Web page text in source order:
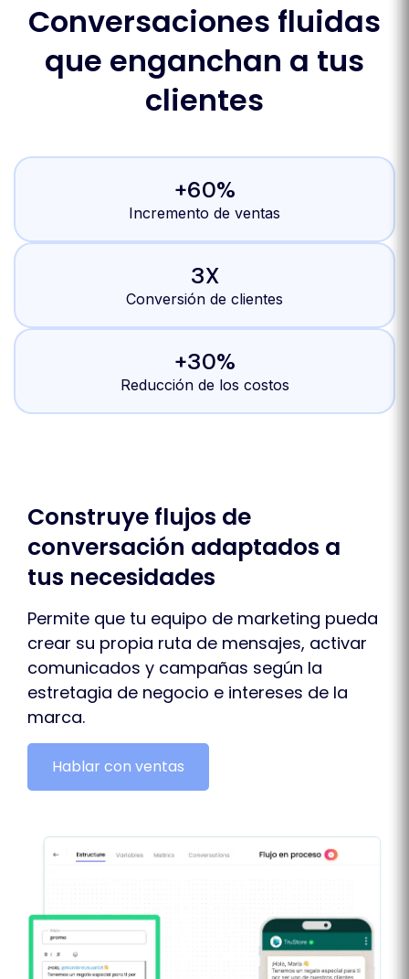
Conversaciones fluidas
que enganchan a tus
clientes
+60%
Incremento de ventas
3X
Conversión de clientes
+30%
Reducción de los costos
Construye flujos de
conversación adaptados a
tus necesidades
Permite que tu equipo de marketing pueda
crear su propia ruta de mensajes, activar
comunicados y campañas según la
estretagia de negocio e intereses de la
marca.
Hablar con ventas